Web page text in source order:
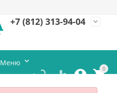
+7 (812) 313-94-04 expand_more
0


 
Меню 